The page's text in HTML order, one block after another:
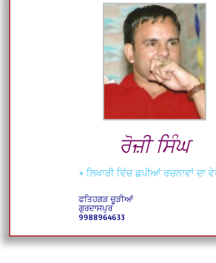
ਰੋਜ਼ੀ ਸਿੰਘ
+ ਲਿਖਾਰੀ ਵਿੱਚ ਛਪੀਆਂ ਰਚਨਾਵਾਂ ਦਾ
ਫਤਿਹਗੜ ਚੂੜੀਆਂ
ਗੁਰਦਾਸਪੁਰ
9988964633